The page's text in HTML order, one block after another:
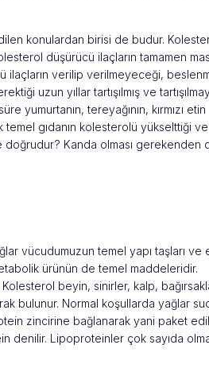
konulardan birisi de budur.
düşürücü ilaçların tamamen
ilaçların verilip verilmeyeceği,
uzun yıllar tartışılmış ve
yumurtanın, tereyağının, kırmızı etin
gıdanın kolesterolü yükselttiği ve
Kanda olması gerekenden
vücudumuzun temel yapı taşları ve
ürünün de temel maddeleridir.
beyin, sinirler, kalp,
bulunur. Normal koşullarda yağlar
zincirine bağlanarak yani paket
denilir. Lipoproteinler çok sayıda